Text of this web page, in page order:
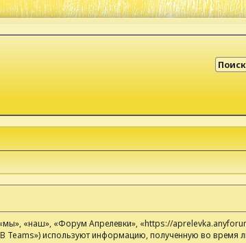
«наш», «Форум Апрелевки», «https://
Teams») используют информацию, полученную во время